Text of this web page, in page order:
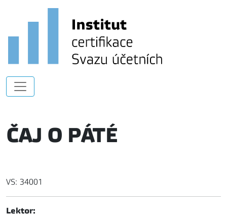
ČAJ O PÁTÉ
VS: 34001
Lektor: